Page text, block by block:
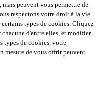
Béton
Renforcement
peuvent vous permettre de
respectons votre droit à la vie
types de cookies. Cliquez
d'entre elles, et modifier
types de cookies, votre
mesure de vous offrir peuvent